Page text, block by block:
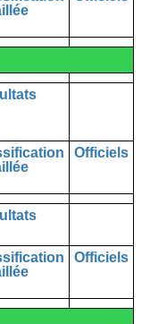
Officiels
Officiels